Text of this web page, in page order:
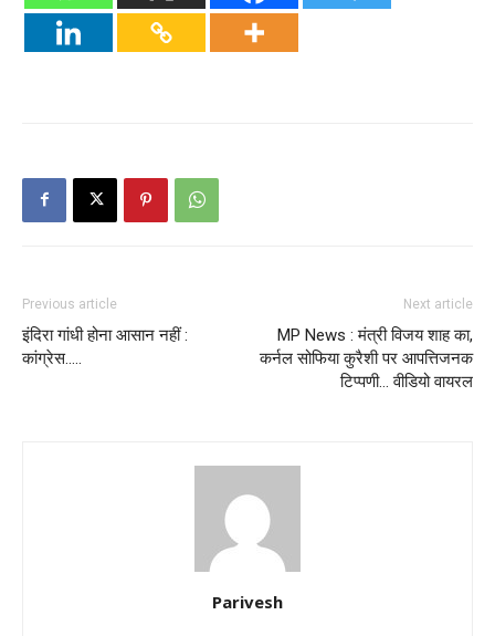
Previous article
इंदिरा गांधी होना आसान नहीं :
कांग्रेस…..
Next article
MP News : मंत्री विजय शाह का,
कर्नल सोफिया कुरैशी पर आपत्तिजनक
टिप्पणी… वीडियो वायरल
Parivesh